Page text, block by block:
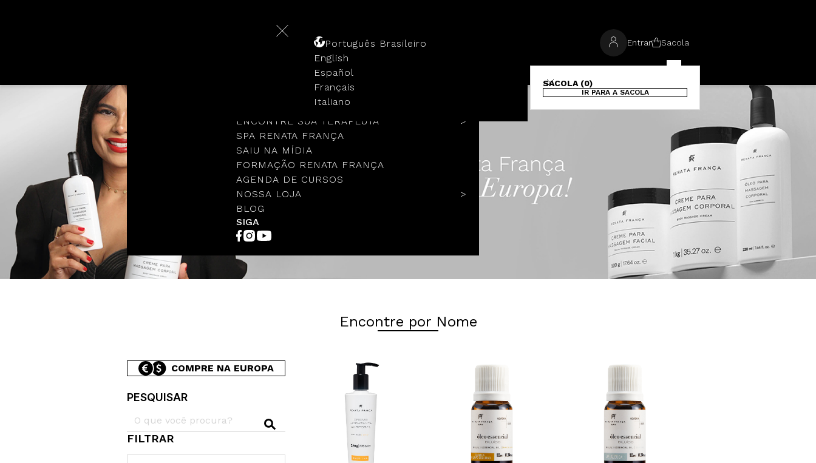
NOSSA HISTÓRIA
ENCONTRE SUA TERAPEUTA
SPA RENATA FRANÇA
SAIU NA MÍDIA
FORMAÇÃO RENATA FRANÇA
AGENDA DE CURSOS
NOSSA LOJA
BLOG
SIGA
Português Brasileiro
English
Español
Français
Italiano
Entrar Sacola
SACOLA (0)
IR PARA A SACOLA
Encontre por Nome
COMPRE NA EUROPA
PESQUISAR
FILTRAR